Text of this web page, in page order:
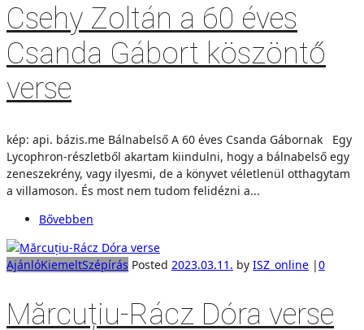
Csehy Zoltán a 60 éves
Csanda Gábort köszöntő
verse
kép: api. bázis.me Bálnabelső A 60 éves Csanda Gábornak Egy
Lycophron-részletből akartam kiindulni, hogy a bálnabelső egy
zeneszekrény, vagy ilyesmi, de a könyvet véletlenül otthagytam
a villamoson. És most nem tudom felidézni a...
Bővebben
AjánlóKiemeltSzépírás Posted 2023.03.11. by ISZ_online |0
Mărcuțiu-Rácz Dóra verse